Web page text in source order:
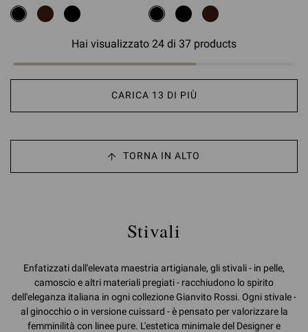
Hai visualizzato 24 di 37 products
CARICA 13 DI PIÙ
TORNA IN ALTO
Stivali
Enfatizzati dall'elevata maestria artigianale, gli stivali - in pelle,
camoscio e altri materiali pregiati - racchiudono lo spirito
dell'eleganza italiana in ogni collezione Gianvito Rossi. Ogni stivale -
al ginocchio o in versione cuissard - è pensato per valorizzare la
femminilità con linee pure. L'estetica minimale del Designer e